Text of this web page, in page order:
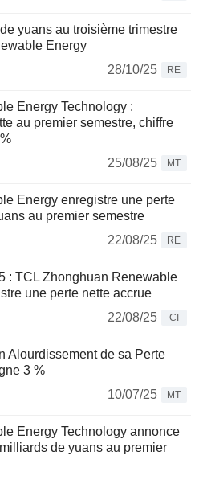
yuans au troisième trimestre
Energy
28/10/25
RE
Energy Technology :
au premier semestre, chiffre
25/08/25
MT
Energy enregistre une perte
au premier semestre
22/08/25
RE
: TCL Zhonghuan Renewable
une perte nette accrue
22/08/25
CI
Alourdissement de sa Perte
3 %
10/07/25
MT
Energy Technology annonce
de yuans au premier